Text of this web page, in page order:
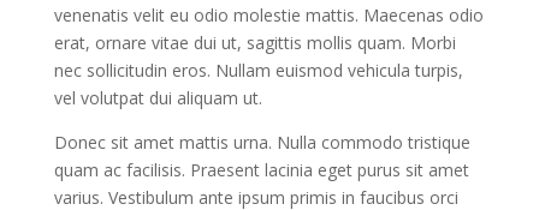
venenatis velit eu odio molestie mattis. Maecenas odio
erat, ornare vitae dui ut, sagittis mollis quam. Morbi
nec sollicitudin eros. Nullam euismod vehicula turpis,
vel volutpat dui aliquam ut.
Donec sit amet mattis urna. Nulla commodo tristique
quam ac facilisis. Praesent lacinia eget purus sit amet
varius. Vestibulum ante ipsum primis in faucibus orci